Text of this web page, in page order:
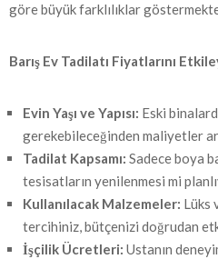
göre büyük farklılıklar
Barış Ev Tadilatı Fiyatlarını
Evin Yaşı ve Yapısı: Eski
gerekebileceğinden maliyetler
Tadilat Kapsamı: Sadece boya
tesisatların yenilenmesi mi
Kullanılacak Malzemeler: Lüks
tercihiniz, bütçenizi doğrudan
İşçilik Ücretleri: Ustanın